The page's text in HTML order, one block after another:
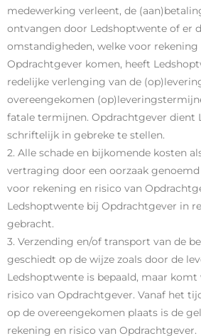
medewerking verleent, de
ontvangen door Ledshoptwente of er
omstandigheden, welke voor rekening
Opdrachtgever komen, heeft
redelijke verlenging van de
overeengekomen
fatale termijnen. Opdrachtgever dient
schriftelijk in gebreke te stellen.
2. Alle schade en bijkomende kosten
vertraging door een oorzaak genoemd
voor rekening en risico van
Ledshoptwente bij Opdrachtgever in
gebracht.
3. Verzending en/of transport van de
geschiedt op de wijze zoals door de
Ledshoptwente is bepaald, maar
risico van Opdrachtgever. Vanaf het
op de overeengekomen plaats is de
rekening en risico van Opdrachtgever.